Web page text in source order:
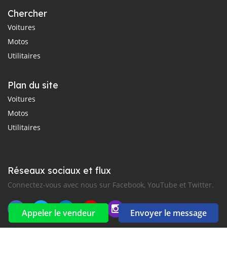
Appeler le vendeur Envoyer le message
Chercher
Voitures
Motos
Utilitaires
Plan du site
Voitures
Motos
Utilitaires
Réseaux sociaux et flux
Connectez-vous avec nous sur Facebook, YouTube et Twitter.